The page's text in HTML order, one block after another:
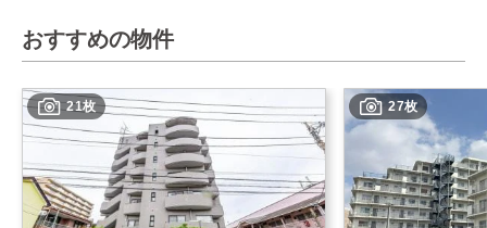
おすすめの物件
21枚 27枚